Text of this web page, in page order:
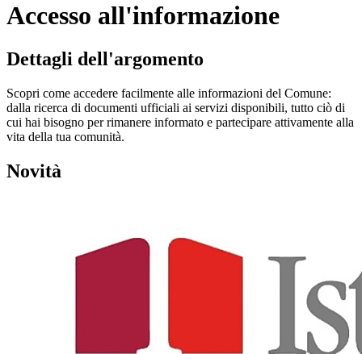
Accesso all'informazione
Dettagli dell'argomento
Scopri come accedere facilmente alle informazioni del Comune:
dalla ricerca di documenti ufficiali ai servizi disponibili, tutto ciò di
cui hai bisogno per rimanere informato e partecipare attivamente alla
vita della tua comunità.
Novità